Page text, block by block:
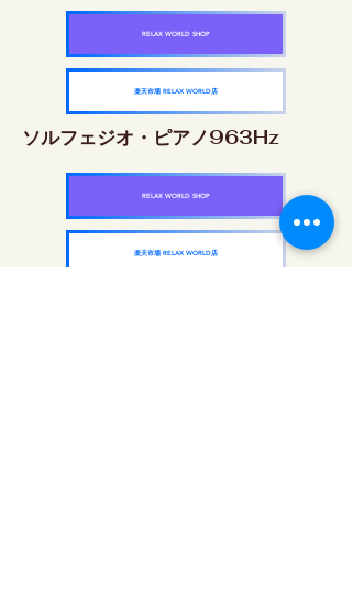
RELAX WORLD SHOP
楽天市場 RELAX WORLD店
ソルフェジオ・ピアノ963Hz
RELAX WORLD SHOP
楽天市場 RELAX WORLD店